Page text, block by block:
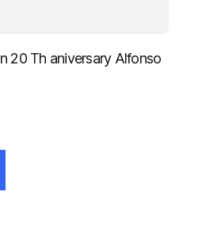
20 Th aniversary Alfonso